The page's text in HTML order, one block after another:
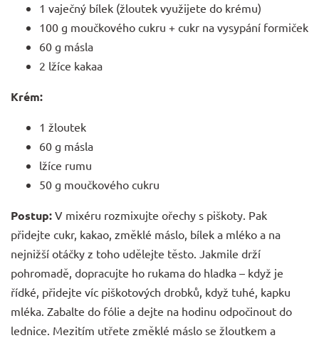
1 vaječný bílek (žloutek využijete do krému)
100 g moučkového cukru + cukr na vysypání formiček
60 g másla
2 lžíce kakaa
Krém:
1 žloutek
60 g másla
lžíce rumu
50 g moučkového cukru
Postup: V mixéru rozmixujte ořechy s piškoty. Pak
přidejte cukr, kakao, změklé máslo, bílek a mléko a na
nejnižší otáčky z toho udělejte těsto. Jakmile drží
pohromadě, dopracujte ho rukama do hladka – když je
řídké, přidejte víc piškotových drobků, když tuhé, kapku
mléka. Zabalte do fólie a dejte na hodinu odpočinout do
lednice. Mezitím utřete změklé máslo se žloutkem a